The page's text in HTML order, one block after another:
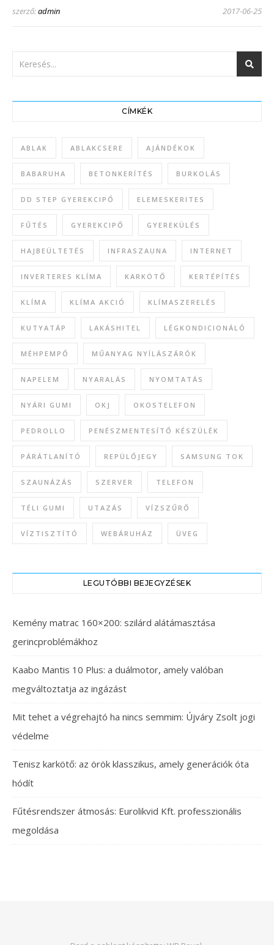
szerző:admin 2017-06-25
CÍMKÉK
ABLAK ABLAKCSERE AJÁNDÉKOK
BABARUHA BETONKERÍTÉS BURKOLÁS
DD STEP GYEREKCIPŐ ELEMESKERITES
FŰTÉS GYEREKCIPŐ GYEREKÜLÉS
HAJBEÜLTETÉS INFRASZAUNA INTERNET
INVERTERES KLÍMA KARKÖTŐ KERTÉPÍTÉS
KLÍMA KLÍMA AKCIÓ KLÍMASZERELÉS
KUTYATÁP LAKÁSHITEL LÉGKONDICIONÁLÓ
MÉHPEMPŐ MŰANYAG NYÍLÁSZÁRÓK
NAPELEM NYARALÁS NYOMTATÁS
NYÁRI GUMI OKJ OKOSTELEFON
PEDROLLO PENÉSZMENTESÍTŐ KÉSZÜLÉK
PÁRÁTLANÍTÓ REPÜLŐJEGY SAMSUNG TOK
SZAUNÁZÁS SZERVER TELEFON
TÉLI GUMI UTAZÁS VÍZSZŰRŐ
VÍZTISZTÍTÓ WEBÁRUHÁZ ÜVEG
LEGUTÓBBI BEJEGYZÉSEK
Kemény matrac 160×200: szilárd alátámasztása
gerincproblémákhoz
Kaabo Mantis 10 Plus: a duálmotor, amely valóban
megváltoztatja az ingázást
Mit tehet a végrehajtó ha nincs semmim: Újváry Zsolt jogi
védelme
Tenisz karkötő: az örök klasszikus, amely generációk óta
hódít
Fűtésrendszer átmosás: Eurolikvid Kft. professzionális
megoldása